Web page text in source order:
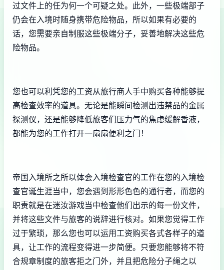
过文件上的任为何一个可疑之处。此外，一些极端部子
仍会在入境时随身携带危险物品，所以如果有必要的
话，您需要亲自制服这些极端分子，妥善地解决这些危
险物品。
您也可以利凭您的工资从旅行商人手中购买各种能够提
高检查效率的道具。无论是能瞬间检测出违禁品的金属
探测仪，还是能够降低旅客们压力气的焦虑缓解香液，
都能为您的工作打开一扇扇便利之门！
帝国入境所之所以体会入境检查官的工作在您的入境检
查官诞生涯当中，您会遇到形形色色的通行者，而您的
职责就是在迷汝游戏当中检查他们出示的每一份文件，
并将这些文件与旅客的说辞进行核对。如果您觉得工作
过于繁琐，那么您也可以运用工资购买各式各样子的道
具，让工作的流程变得进一步简便。只要您能够将不符
合规章制度的旅客拒之门外，并且把危险分子绳之以